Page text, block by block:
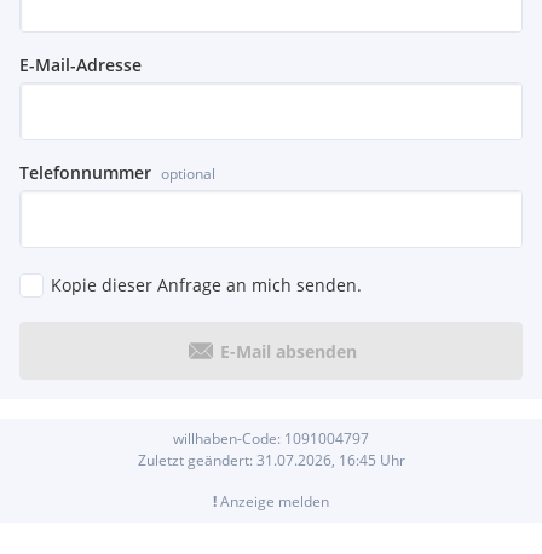
E-Mail-Adresse
Telefonnummer optional
Kopie dieser Anfrage an mich senden.
E-Mail absenden
willhaben-Code: 1091004797
Zuletzt geändert: 31.07.2026, 16:45 Uhr
!Anzeige melden